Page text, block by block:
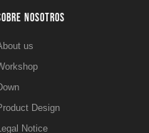
NOSOTROS
us
Design
Legal Notice